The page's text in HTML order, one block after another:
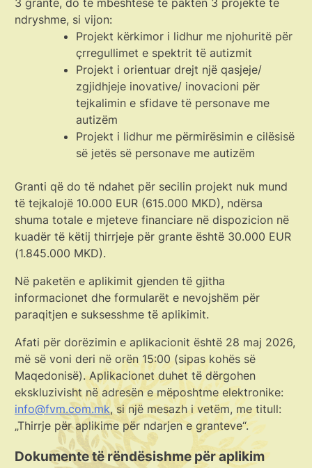
3 grante, do të mbështesë të paktën 3 projekte të
ndryshme, si vijon:
Projekt kërkimor i lidhur me njohuritë për
çrregullimet e spektrit të autizmit
Projekt i orientuar drejt një qasjeje/
zgjidhjeje inovative/ inovacioni për
tejkalimin e sfidave të personave me
autizëm
Projekt i lidhur me përmirësimin e cilësisë
së jetës së personave me autizëm
Granti që do të ndahet për secilin projekt nuk mund
të tejkalojë 10.000 EUR (615.000 MKD), ndërsa
shuma totale e mjeteve financiare në dispozicion në
kuadër të këtij thirrjeje për grante është 30.000 EUR
(1.845.000 MKD).
Në paketën e aplikimit gjenden të gjitha
informacionet dhe formularët e nevojshëm për
paraqitjen e suksesshme të aplikimit.
Afati për dorëzimin e aplikacionit është 28 maj 2026,
më së voni deri në orën 15:00 (sipas kohës së
Maqedonisë). Aplikacionet duhet të dërgohen
ekskluzivisht në adresën e mëposhtme elektronike:
info@fvm.com.mk, si një mesazh i vetëm, me titull:
„Thirrje për aplikime për ndarjen e granteve“.
Dokumente të rëndësishme për aplikim